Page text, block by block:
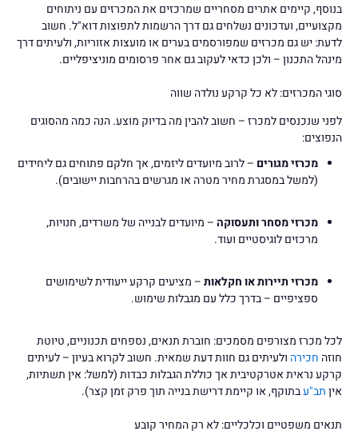
בנוסף, קיימים אתרים מסחריים שמרכזים את המכרזים עם ניתוחים
מקצועיים, ועדכונים נשלחים גם דרך הרשמות לתפוצות דוא"ל. חשוב
לדעת: יש גם מכרזים שמפורסמים בערים או מועצות אזוריות, ולעיתים דרך
מינהל התכנון – ולכן כדאי לעקוב גם אחר פרסומים מוניציפליים.
סוגי המכרזים: לא כל קרקע נולדה שווה
לפני שנכנסים למכרז – חשוב להבין מה בדיוק מוצע. הנה כמה מהסוגים
הנפוצים:
מכרזי מגורים – לרוב מיועדים ליזמים, אך חלקם פתוחים גם ליחידים
(למשל במסגרת מחיר מטרה או מגרשים בהרחבות יישובים).
מכרזי מסחר ותעסוקה – מיועדים לבנייה של משרדים, חנויות,
מרכזים לוגיסטיים ועוד.
מכרזי תיירות או חקלאות– מציעים קרקע ייעודית לשימושים
ספציפיים – בדרך כלל עם מגבלות שימוש.
לכל מכרז מצורפים מסמכים: חוברת תנאים, נספחים תכנוניים, טיוטת
חוזה חכירה ולעיתים גם חוות דעת שמאית. חשוב לקרוא בעיון – לעיתים
קרקע נראית אטרקטיבית אך כוללת הגבלות כבדות (למשל: אין תשתיות,
איןתב"עבתוקף, או קיימת דרישת בנייה תוך פרק זמן קצר).
תנאים משפטיים וכלכליים: לא רק המחיר קובע